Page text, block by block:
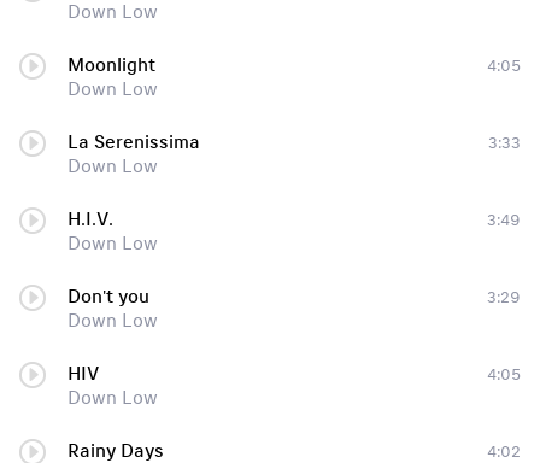
Down Low
Moonlight
Down Low
4:05
La Serenissima
Down Low
3:33
H.I.V.
Down Low
3:49
Don't you
Down Low
3:29
HIV
Down Low
4:05
Rainy Days
4:02